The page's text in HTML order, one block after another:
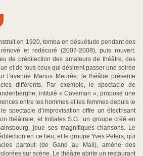
en 1920, tomba en désuétude pendant des
et redécoré (2007-2009), puis rouvert.
de prédilection des amateurs de théâtre, des
et de tous ceux qui désirent passer une soirée
l’avenue Marius Meurée, le théâtre présente
différents. Par exemple, le spectacle de
intitulé « Caveman », propose une
entre les hommes et les femmes depuis le
spectacle d’improvisation offre un électrisant
théâtrale, et Initiales S.G., un groupe créé en
joue ses magnifiques chansons. Le
en ce lieu, et le groupe Yves Peters, qui
partout (de Gand au Mali), amène des
sur scène. Le théâtre abrite un restaurant